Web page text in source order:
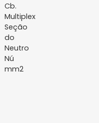
Cb.
Multiplex
Seção
do
Neutro
Nú
mm2